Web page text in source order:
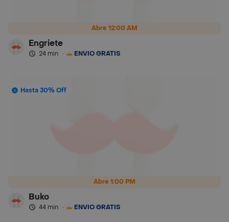
Abre 12:00 AM
Engriete
24 min · ENVÍO GRATIS
Abre 1:00 PM
Hasta 30% Off
Buko
44 min · ENVÍO GRATIS